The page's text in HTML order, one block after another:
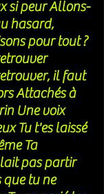
si peur Allons-
hasard,
pour tout ?
il faut
Attachés à
Une voix
Tu t'es laissé
Ta
pas partir
que tu ne